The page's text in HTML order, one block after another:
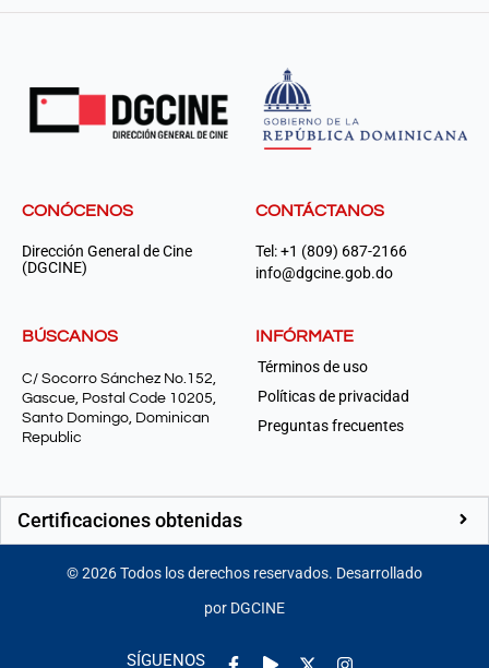
CONÓCENOS
Dirección General de Cine
(DGCINE)
CONTÁCTANOS
Tel: +1 (809) 687-2166
info@dgcine.gob.do
BÚSCANOS
C/ Socorro Sánchez No.152,
Gascue, Postal Code 10205,
Santo Domingo, Dominican
Republic
INFÓRMATE
Términos de uso
Políticas de privacidad
Preguntas frecuentes
Certificaciones obtenidas
©2026Todos los derechos reservados. Desarrollado
por DGCINE
SÍGUENOS
Facebook-
Play Instagram